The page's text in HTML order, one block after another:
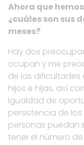
Ahora que
¿cuáles son sus
meses?
Hay dos
ocupan y me
de las
hijos e hijas, así
igualdad de
persistencia de
personas puedan
tener el número